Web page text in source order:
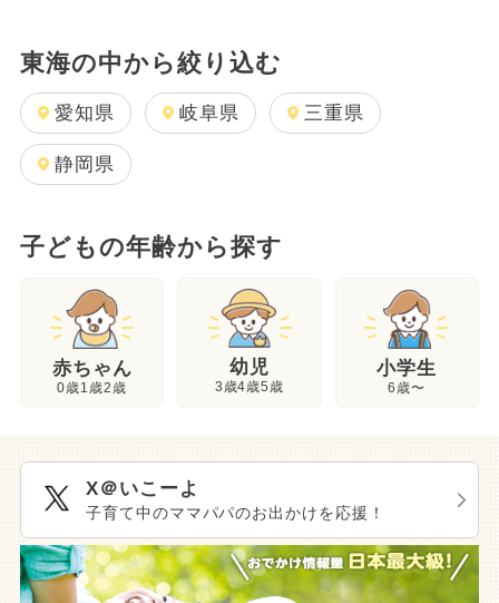
東海の中から絞り込む
愛知県 岐阜県 三重県
静岡県
子どもの年齢から探す
赤ちゃん
0歳1歳2歳
幼児
3歳4歳5歳
小学生
6歳〜
X＠いこーよ
子育て中のママパパのお出かけを応援！